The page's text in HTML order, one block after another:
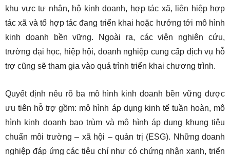
khu vực tư nhân, hộ kinh doanh, hợp tác xã, liên hiệp hợp
tác xã và tổ hợp tác đang triển khai hoặc hướng tới mô hình
kinh doanh bền vững. Ngoài ra, các viện nghiên cứu,
trường đại học, hiệp hội, doanh nghiệp cung cấp dịch vụ hỗ
trợ cũng sẽ tham gia vào quá trình triển khai chương trình.
Quyết định nêu rõ ba mô hình kinh doanh bền vững được
ưu tiên hỗ trợ gồm: mô hình áp dụng kinh tế tuần hoàn, mô
hình kinh doanh bao trùm và mô hình áp dụng khung tiêu
chuẩn môi trường – xã hội – quản trị (ESG). Những doanh
nghiệp đáp ứng các tiêu chí như có chứng nhận xanh, triển